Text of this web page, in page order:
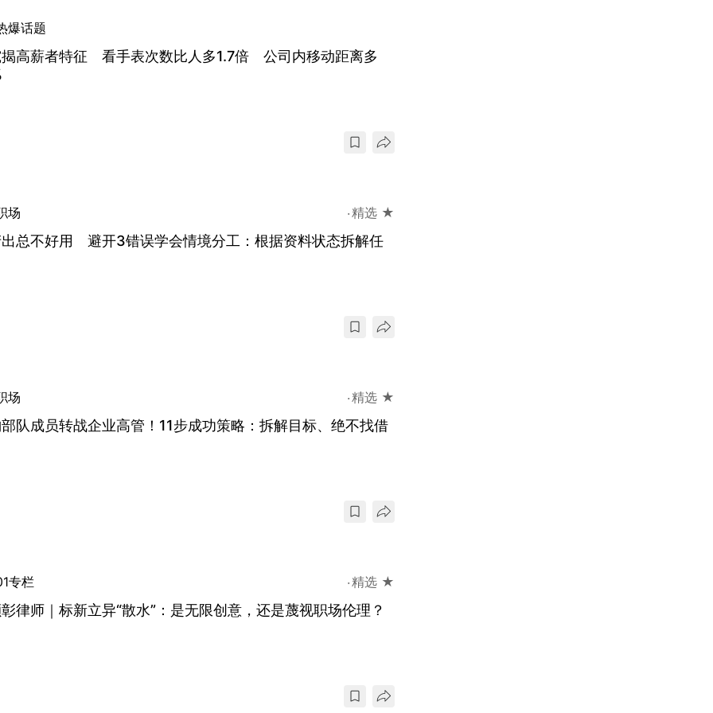
爆话题
高薪者特征 看手表次数比人多1.7倍 公司内移动距离多
场 精选 ★
总不好用 避开3错误学会情境分工：根据资料状态拆解任
场 精选 ★
队成员转战企业高管！11步成功策略：拆解目标、绝不找借
专栏 精选 ★
律师｜标新立异“散水”：是无限创意，还是蔑视职场伦理？